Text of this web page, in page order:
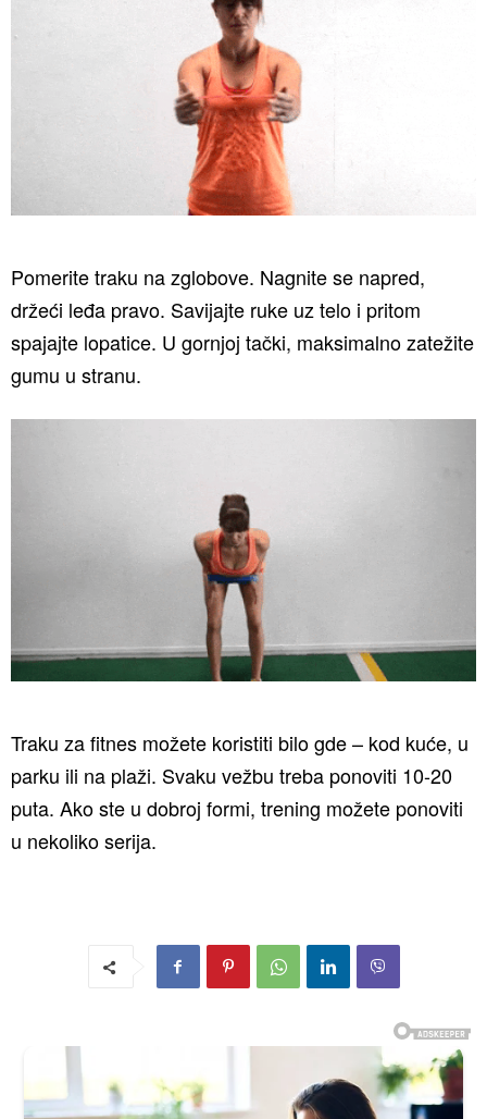
Pomerite traku na zglobove. Nagnite se napred,
držeći leđa pravo. Savijajte ruke uz telo i pritom
spajajte lopatice. U gornjoj tački, maksimalno zatežite
gumu u stranu.
Traku za fitnes možete koristiti bilo gde – kod kuće, u
parku ili na plaži. Svaku vežbu treba ponoviti 10-20
puta. Ako ste u dobroj formi, trening možete ponoviti
u nekoliko serija.